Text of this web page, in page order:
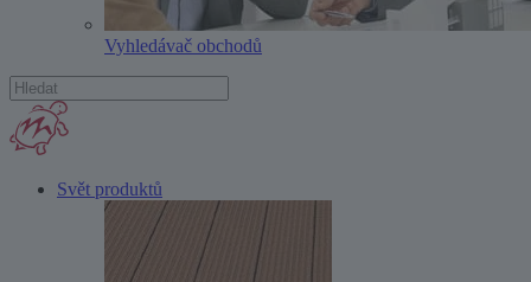
Vyhledávač obchodů
Svět produktů